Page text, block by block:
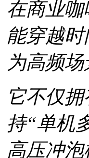
在商业
能穿越时
为高频
它不仅
持“单机
高压冲